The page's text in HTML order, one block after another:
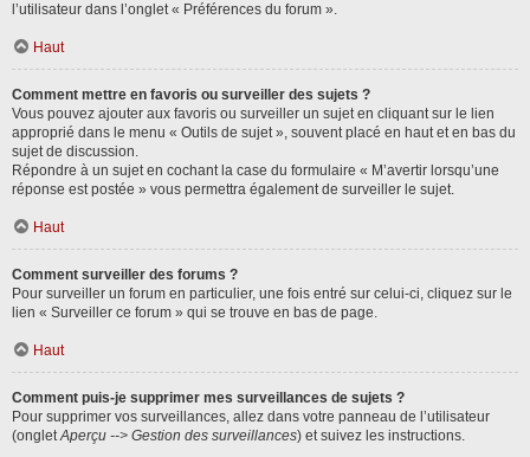
l’utilisateur dans l’onglet « Préférences du forum ».
Haut
Comment mettre en favoris ou surveiller des sujets ?
Vous pouvez ajouter aux favoris ou surveiller un sujet en cliquant sur le lien
approprié dans le menu « Outils de sujet », souvent placé en haut et en bas du
sujet de discussion.
Répondre à un sujet en cochant la case du formulaire « M’avertir lorsqu’une
réponse est postée » vous permettra également de surveiller le sujet.
Haut
Comment surveiller des forums ?
Pour surveiller un forum en particulier, une fois entré sur celui-ci, cliquez sur le
lien « Surveiller ce forum » qui se trouve en bas de page.
Haut
Comment puis-je supprimer mes surveillances de sujets ?
Pour supprimer vos surveillances, allez dans votre panneau de l’utilisateur
(ongletAperçu --> Gestion des surveillances) et suivez les instructions.